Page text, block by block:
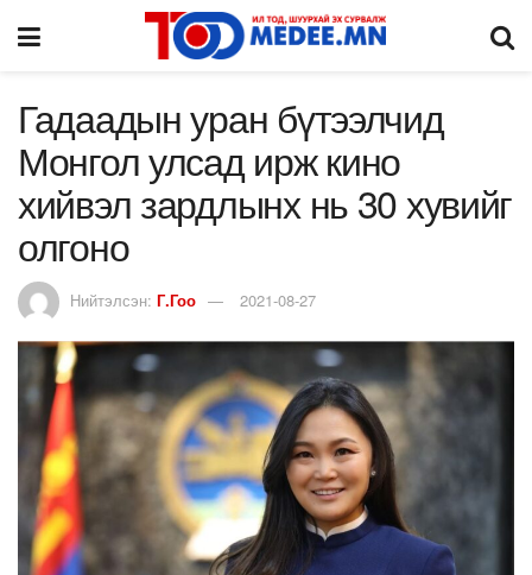
Гадаадын уран бүтээлчид
Монгол улсад ирж кино
хийвэл зардлынх нь 30 хувийг
олгоно
Нийтэлсэн: Г.Гоо 2021-08-27